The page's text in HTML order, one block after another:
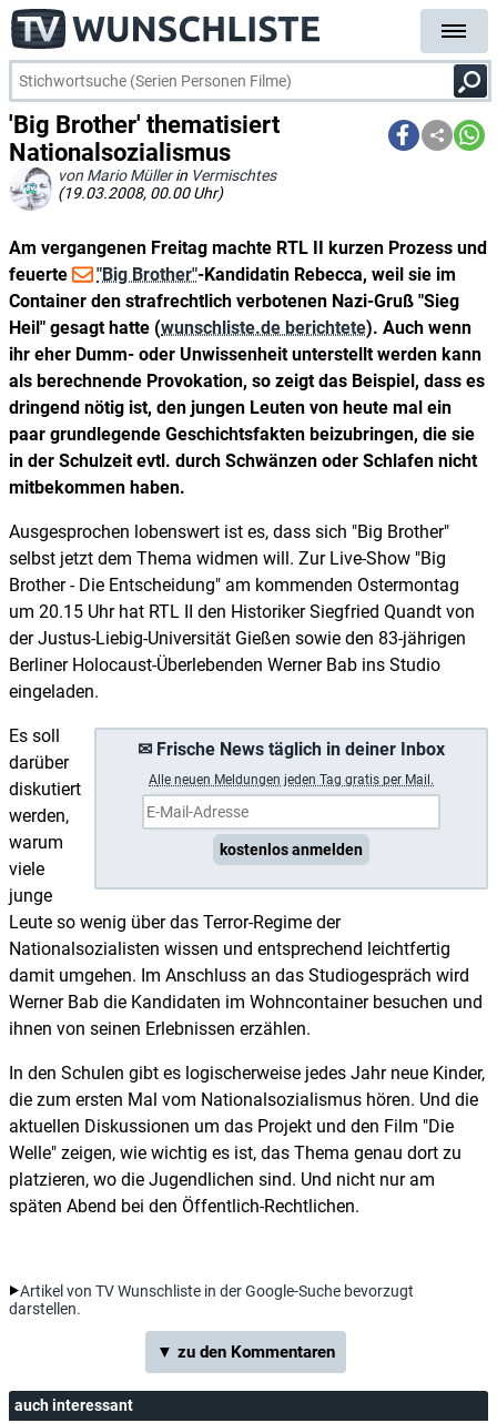
'Big Brother' thematisiert
Nationalsozialismus
von Mario Müllerin Vermischtes
(19.03.2008, 00.00 Uhr)
Am vergangenen Freitag machte RTL II kurzen Prozess und
feuerte
"Big Brother"-Kandidatin Rebecca, weil sie im
Container den strafrechtlich verbotenen Nazi-Gruß "Sieg
Heil" gesagt hatte (wunschliste.de berichtete). Auch wenn
ihr eher Dumm- oder Unwissenheit unterstellt werden kann
als berechnende Provokation, so zeigt das Beispiel, dass es
dringend nötig ist, den jungen Leuten von heute mal ein
paar grundlegende Geschichtsfakten beizubringen, die sie
in der Schulzeit evtl. durch Schwänzen oder Schlafen nicht
mitbekommen haben.
Ausgesprochen lobenswert ist es, dass sich "Big Brother"
selbst jetzt dem Thema widmen will. Zur Live-Show "Big
Brother - Die Entscheidung" am kommenden Ostermontag
um 20.15 Uhr hat RTL II den Historiker Siegfried Quandt von
der Justus-Liebig-Universität Gießen sowie den 83-jährigen
Berliner Holocaust-Überlebenden Werner Bab ins Studio
eingeladen.
✉ Frische News täglich in deiner Inbox
A lle neuen Meldungen jeden Tag gratis per Mail.
kostenlos anmelden
Es soll
darüber
diskutiert
werden,
warum
viele
junge
Leute so wenig über das Terror-Regime der
Nationalsozialisten wissen und entsprechend leichtfertig
damit umgehen. Im Anschluss an das Studiogespräch wird
Werner Bab die Kandidaten im Wohncontainer besuchen und
ihnen von seinen Erlebnissen erzählen.
In den Schulen gibt es logischerweise jedes Jahr neue Kinder,
die zum ersten Mal vom Nationalsozialismus hören. Und die
aktuellen Diskussionen um das Projekt und den Film "Die
Welle" zeigen, wie wichtig es ist, das Thema genau dort zu
platzieren, wo die Jugendlichen sind. Und nicht nur am
späten Abend bei den Öffentlich-Rechtlichen.
Artikel von TV Wunschliste in der Google-Suche bevorzugt
darstellen.
▼ zu den Kommentaren
auch interessant